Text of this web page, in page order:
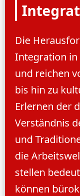
Die
Integration in
und reichen
bis hin zu
Erlernen der
Verständnis
und
die
stellen
können